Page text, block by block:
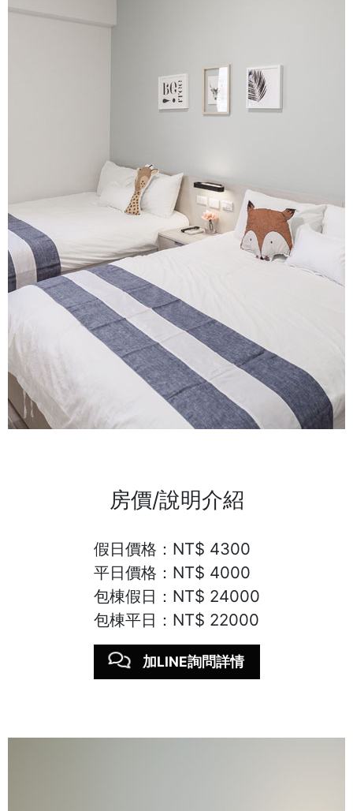
房價/說明介紹
假日價格：NT$ 4300
平日價格：NT$ 4000
包棟假日：NT$ 24000
包棟平日：NT$ 22000
加LINE詢問詳情